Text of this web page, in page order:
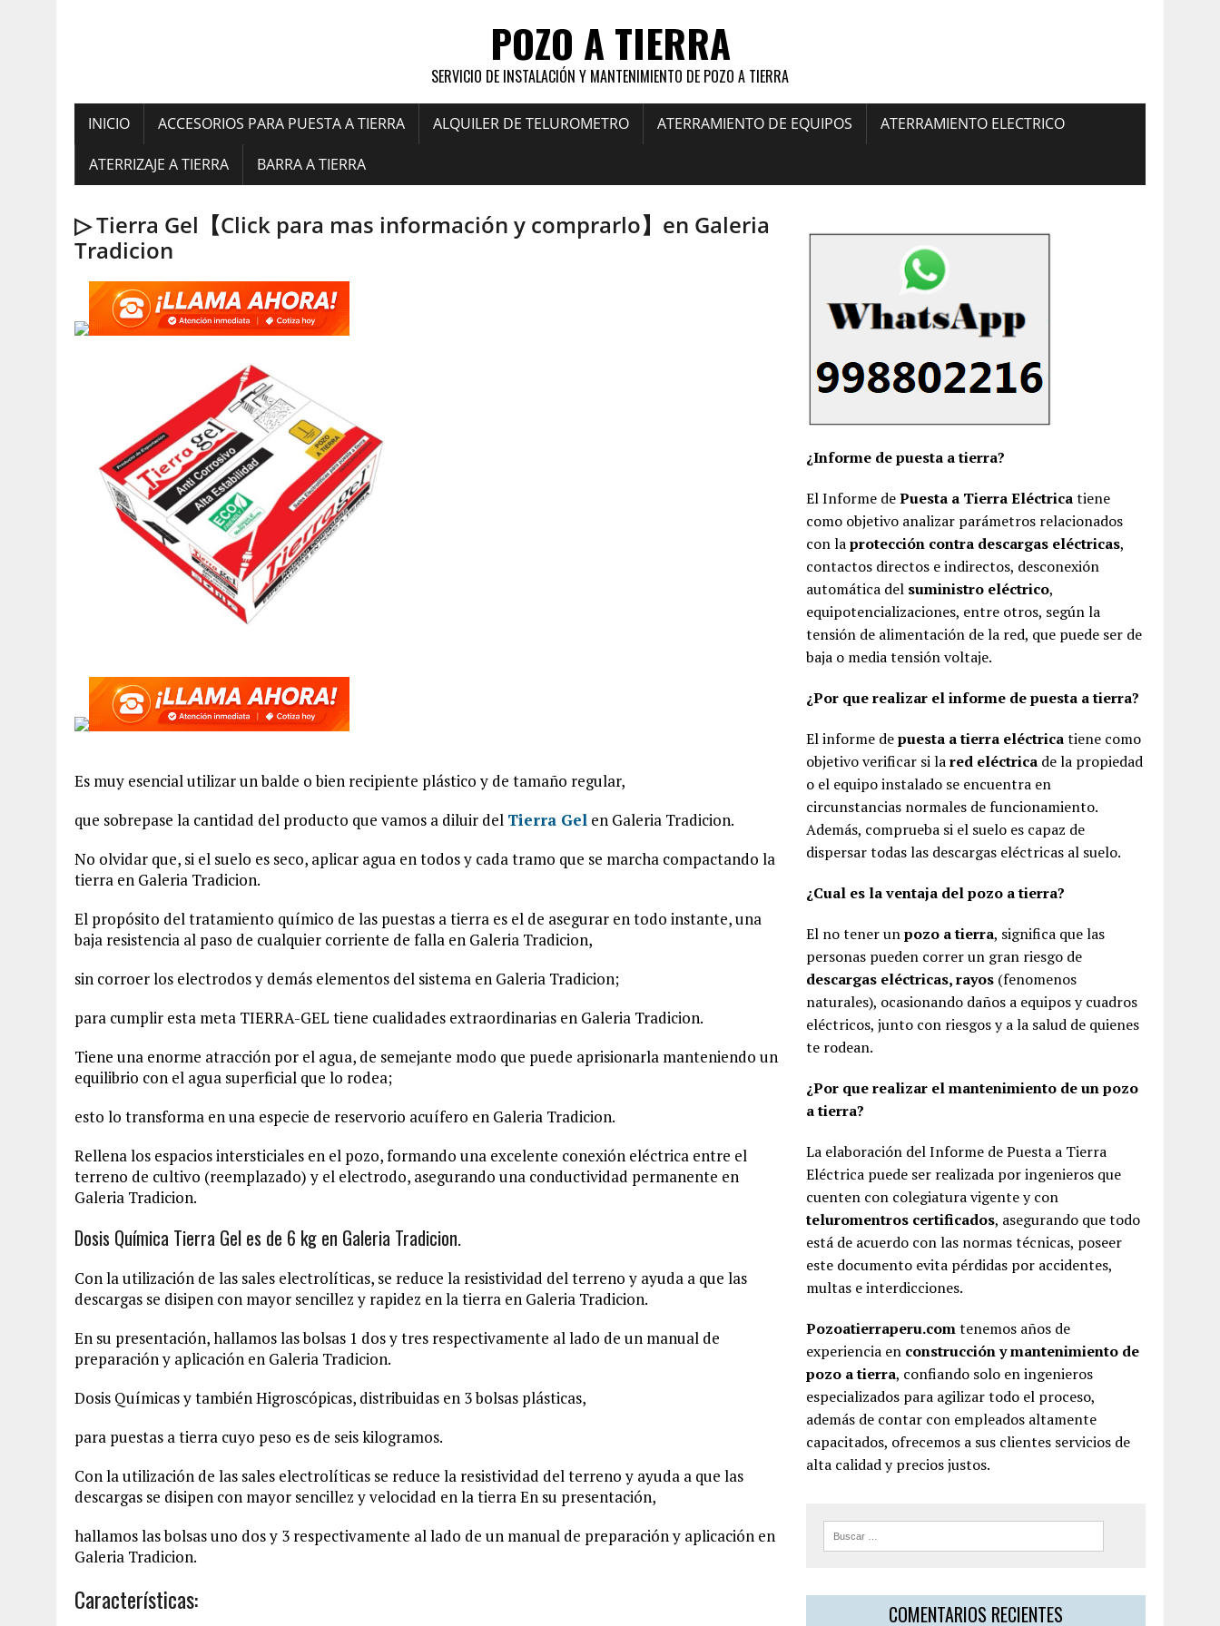
POZO A TIERRA
SERVICIO DE INSTALACIÓN Y MANTENIMIENTO DE POZO A TIERRA
INICIO ACCESORIOS PARA PUESTA A TIERRA ALQUILER DE TELUROMETRO ATERRAMIENTO DE EQUIPOS ATERRAMIENTO ELECTRICO
ATERRIZAJE A TIERRA BARRA A TIERRA
▷ Tierra Gel【Click para mas información y comprarlo】en Galeria
Tradicion
Es muy esencial utilizar un balde o bien recipiente plástico y de tamaño regular,
que sobrepase la cantidad del producto que vamos a diluir del Tierra Gel en Galeria Tradicion.
No olvidar que, si el suelo es seco, aplicar agua en todos y cada tramo que se marcha compactando la
tierra en Galeria Tradicion.
El propósito del tratamiento químico de las puestas a tierra es el de asegurar en todo instante, una
baja resistencia al paso de cualquier corriente de falla en Galeria Tradicion,
sin corroer los electrodos y demás elementos del sistema en Galeria Tradicion;
para cumplir esta meta TIERRA-GEL tiene cualidades extraordinarias en Galeria Tradicion.
Tiene una enorme atracción por el agua, de semejante modo que puede aprisionarla manteniendo un
equilibrio con el agua superficial que lo rodea;
esto lo transforma en una especie de reservorio acuífero en Galeria Tradicion.
Rellena los espacios intersticiales en el pozo, formando una excelente conexión eléctrica entre el
terreno de cultivo (reemplazado) y el electrodo, asegurando una conductividad permanente en
Galeria Tradicion.
Dosis Química Tierra Gel es de 6 kg en Galeria Tradicion.
Con la utilización de las sales electrolíticas, se reduce la resistividad del terreno y ayuda a que las
descargas se disipen con mayor sencillez y rapidez en la tierra en Galeria Tradicion.
En su presentación, hallamos las bolsas 1 dos y tres respectivamente al lado de un manual de
preparación y aplicación en Galeria Tradicion.
Dosis Químicas y también Higroscópicas, distribuidas en 3 bolsas plásticas,
para puestas a tierra cuyo peso es de seis kilogramos.
Con la utilización de las sales electrolíticas se reduce la resistividad del terreno y ayuda a que las
descargas se disipen con mayor sencillez y velocidad en la tierra En su presentación,
hallamos las bolsas uno dos y 3 respectivamente al lado de un manual de preparación y aplicación en
Galeria Tradicion.
Características:
¿Informe de puesta a tierra?
El Informe dePuesta a Tierra Eléctricatiene
como objetivo analizar parámetros relacionados
con laprotección contra descargas eléctricas,
contactos directos e indirectos, desconexión
automática del suministro eléctrico,
equipotencializaciones, entre otros, según la
tensión de alimentación de la red, que puede ser de
baja o media tensión voltaje.
¿Por que realizar el informe de puesta a tierra?
El informe depuesta a tierra eléctricatiene como
objetivo verificar si lared eléctrica de la propiedad
o el equipo instalado se encuentra en
circunstancias normales de funcionamiento.
Además, comprueba si el suelo es capaz de
dispersar todas las descargas eléctricas al suelo.
¿Cual es la ventaja del pozo a tierra?
El no tener unpozo a tierra, significa que las
personas pueden correr un gran riesgo de
descargas eléctricas, rayos (fenomenos
naturales), ocasionando daños a equipos y cuadros
eléctricos, junto con riesgos y a la salud de quienes
te rodean.
¿Por que realizar el mantenimiento de un pozo
a tierra?
La elaboración del Informe de Puesta a Tierra
Eléctrica puede ser realizada por ingenieros que
cuenten con colegiatura vigente y con
teluromentros certificados, asegurando que todo
está de acuerdo con las normas técnicas, poseer
este documento evita pérdidas por accidentes,
multas e interdicciones.
Pozoatierraperu.comtenemos años de
experiencia en construcción y mantenimiento de
pozo a tierra, confiando solo en ingenieros
especializados para agilizar todo el proceso,
además de contar con empleados altamente
capacitados, ofrecemos a sus clientes servicios de
alta calidad y precios justos.
COMENTARIOS RECIENTES